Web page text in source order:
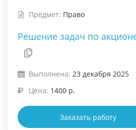
Предмет: Право
Решение задач по
Выполнена: 23 декабря 2025
Цена: 1400 р.
Заказать работу